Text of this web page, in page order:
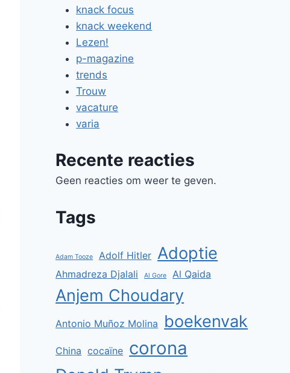
knack focus
knack weekend
Lezen!
p-magazine
trends
Trouw
vacature
varia
Recente reacties
Geen reacties om weer te geven.
Tags
Adam Tooze Adolf Hitler Adoptie
Ahmadreza Djalali Al Gore Al Qaida
Anjem Choudary
Antonio Muñoz Molina boekenvak
China cocaïne corona